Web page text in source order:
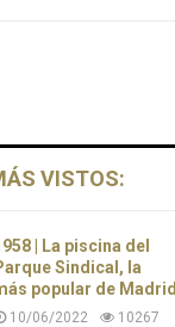
VISTOS:
| La piscina del
Sindical, la
popular de Madrid
10/06/2022 10267